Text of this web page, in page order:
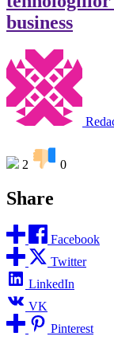
business
2 0
Share
Facebook
Twitter
LinkedIn
VK
Pinterest